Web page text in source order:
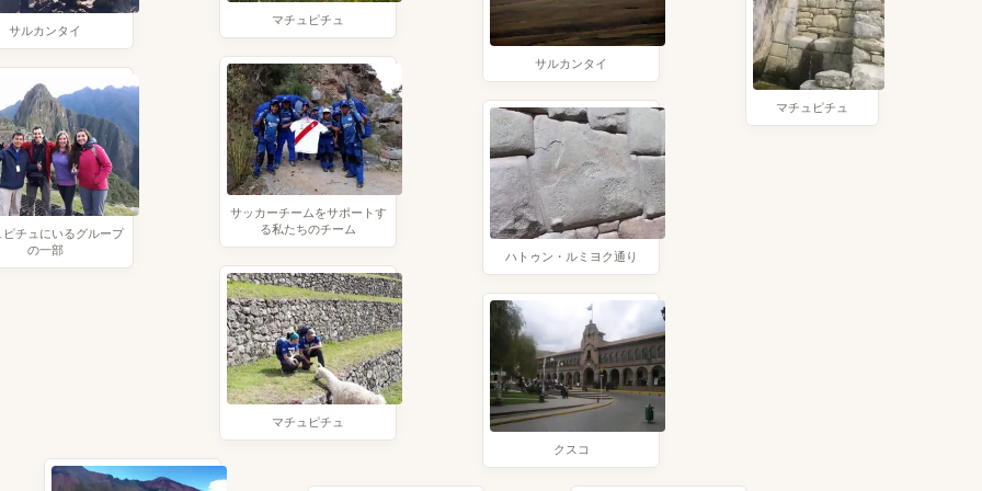
サルカンタイ
マチュピチュ
サルカンタイ
サッカーチームをサポートす
る私たちのチーム
チュにいるグループ
の一部
ハトゥン・ルミヨク通り
マチュピチュ
クスコ
マチュピチュ